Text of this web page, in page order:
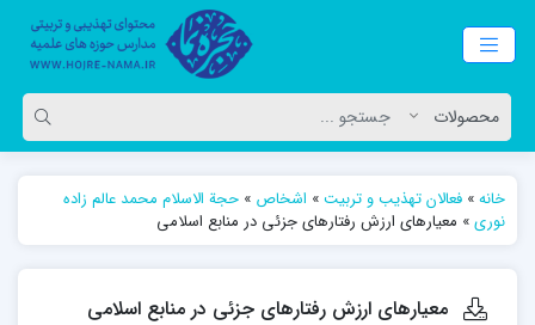
خانه» فعالان تهذیب و تربیت» اشخاص » حجة الاسلام محمد عالم زاده
نوری» معیارهای ارزش رفتارهای جزئی در منابع اسلامی
معیارهای ارزش رفتارهای جزئی در منابع اسلامی